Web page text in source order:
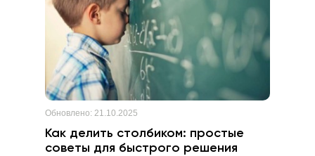
Обновлено: 21.10.2025
Как делить столбиком: простые
советы для быстрого решения